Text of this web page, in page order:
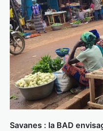
Savanes : la BAD